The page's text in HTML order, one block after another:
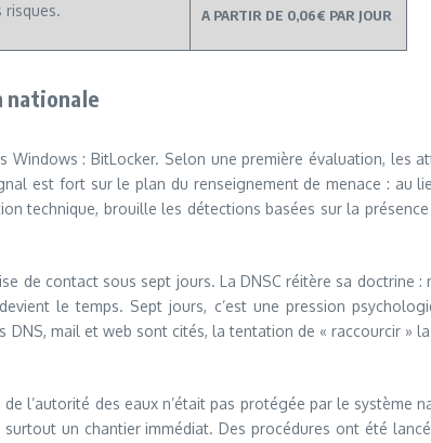
risques. A PARTIR DE 0,06€ PAR JOUR
nationale
: BitLocker. Selon une première évaluation, les
est fort sur le plan du renseignement de menace : au
technique, brouille les détections basées sur la
de contact sous sept jours. La DNSC réitère sa doctrine
le temps. Sept jours, c’est une pression
DNS, mail et web sont cités, la tentation de « raccourcir
l’autorité des eaux n’était pas protégée par le système
un chantier immédiat. Des procédures ont été